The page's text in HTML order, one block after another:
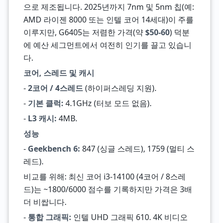
으로 제조됩니다. 2025년까지 7nm 및 5nm 칩(예:
AMD 라이젠 8000 또는 인텔 코어 14세대)이 주를
이루지만, G6405는 저렴한 가격(약$50-60) 덕분
에 예산 세그먼트에서 여전히 인기를 끌고 있습니
다.
코어, 스레드 및 캐시
-2코어 / 4스레드(하이퍼스레딩 지원).
- 기본 클럭: 4.1GHz (터보 모드 없음).
- L3 캐시: 4MB.
성능
- Geekbench 6: 847 (싱글 스레드), 1759 (멀티 스
레드).
비교를 위해: 최신 코어 i3-14100 (4코어 / 8스레
드)는 ~1800/6000 점수를 기록하지만 가격은 3배
더 비쌉니다.
- 통합 그래픽: 인텔 UHD 그래픽 610. 4K 비디오